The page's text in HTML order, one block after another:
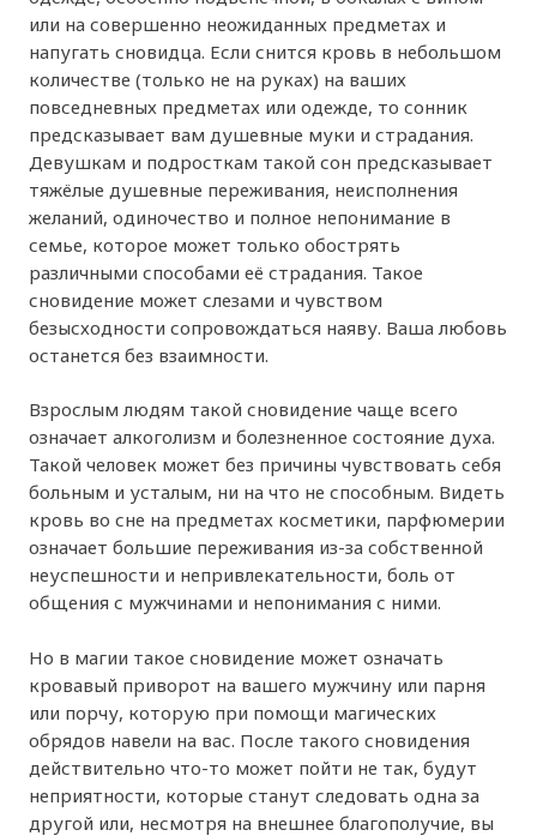
или на совершенно неожиданных предметах и
напугать сновидца. Если снится кровь в небольшом
количестве (только не на руках) на ваших
повседневных предметах или одежде, то сонник
предсказывает вам душевные муки и страдания.
Девушкам и подросткам такой сон предсказывает
тяжёлые душевные переживания, неисполнения
желаний, одиночество и полное непонимание в
семье, которое может только обострять
различными способами её страдания. Такое
сновидение может слезами и чувством
безысходности сопровождаться наяву. Ваша любовь
останется без взаимности.
Взрослым людям такой сновидение чаще всего
означает алкоголизм и болезненное состояние духа.
Такой человек может без причины чувствовать себя
больным и усталым, ни на что не способным. Видеть
кровь во сне на предметах косметики, парфюмерии
означает большие переживания из-за собственной
неуспешности и непривлекательности, боль от
общения с мужчинами и непонимания с ними.
Но в магии такое сновидение может означать
кровавый приворот на вашего мужчину или парня
или порчу, которую при помощи магических
обрядов навели на вас. После такого сновидения
действительно что-то может пойти не так, будут
неприятности, которые станут следовать одна за
другой или, несмотря на внешнее благополучие, вы